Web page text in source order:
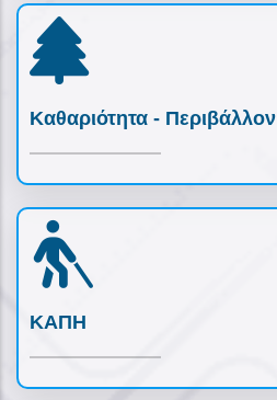
Καθαριότητα - Περιβάλλον
ΚΑΠΗ